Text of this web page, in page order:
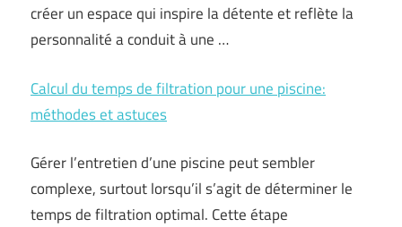
créer un espace qui inspire la détente et reflète la
personnalité a conduit à une …
Calcul du temps de filtration pour une piscine:
méthodes et astuces
Gérer l’entretien d’une piscine peut sembler
complexe, surtout lorsqu’il s’agit de déterminer le
temps de filtration optimal. Cette étape